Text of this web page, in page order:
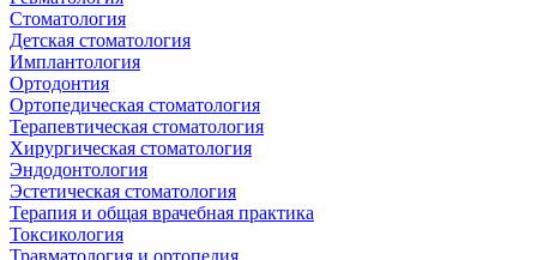
Стоматология
Детская стоматология
Имплантология
Ортодонтия
Ортопедическая стоматология
Терапевтическая стоматология
Хирургическая стоматология
Эндодонтология
Эстетическая стоматология
Терапия и общая врачебная практика
Токсикология
Травматология и ортопедия